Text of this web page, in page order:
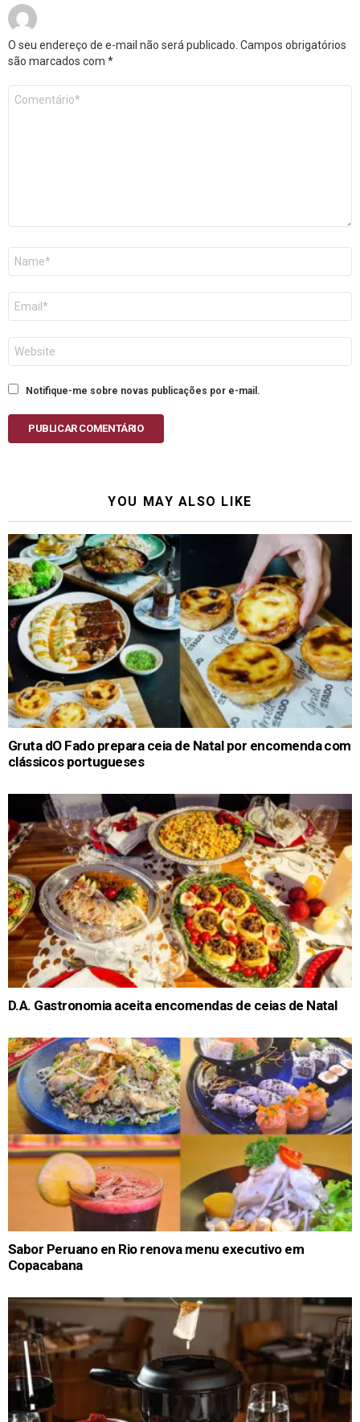
O seu endereço de e-mail não será publicado. Campos obrigatórios
são marcados com *
mail
Notifique-me sobre novas publicações por e-mail.
PUBLICAR COMENTÁRIO
YOU MAY ALSO LIKE
Gruta dO Fado prepara ceia de Natal por encomenda com
clássicos portugueses
D.A. Gastronomia aceita encomendas de ceias de Natal
Sabor Peruano en Rio renova menu executivo em
Copacabana